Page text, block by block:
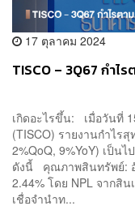
17 ตุลาคม 2024
TISCO – 3Q67 กำไ
เกิดอะไรขึ้น: เมื่อวันที่
(TISCO) รายงานกำไร
2%QoQ, 9%YoY) เป็
ดังนี้ คุณภาพสินทรัพย์: อั
2.44% โดย NPL จากสิ
เชื่อจำนำท...